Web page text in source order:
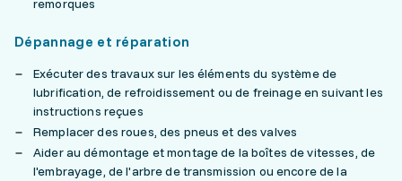
remorques
Dépannage et réparation
Exécuter des travaux sur les éléments du système de
lubrification, de refroidissement ou de freinage en suivant les
instructions reçues
Remplacer des roues, des pneus et des valves
Aider au démontage et montage de la boîtes de vitesses, de
l'embrayage, de l'arbre de transmission ou encore de la